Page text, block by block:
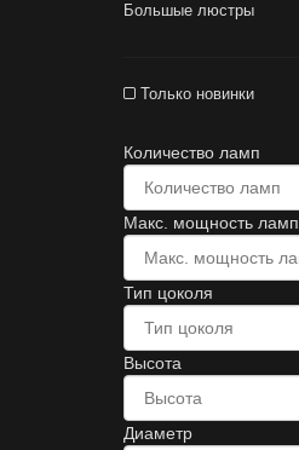
Большые люстры
Только новинки
Количество ламп
Макс. мощность ламп
Тип цоколя
Высота
Диаметр